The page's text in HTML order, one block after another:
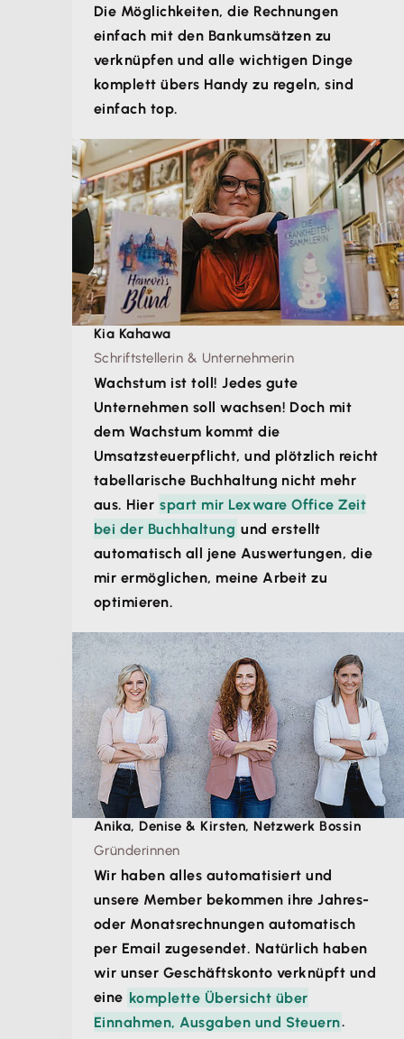
Die Möglichkeiten, die Rechnungen
einfach mit den Bankumsätzen zu
verknüpfen und alle wichtigen Dinge
komplett übers Handy zu regeln, sind
einfach top.
Kia Kahawa
Schriftstellerin & Unternehmerin
Wachstum ist toll! Jedes gute
Unternehmen soll wachsen! Doch mit
dem Wachstum kommt die
Umsatzsteuerpflicht, und plötzlich reicht
tabellarische Buchhaltung nicht mehr
aus. Hier spart mir Lexware Office Zeit
bei der Buchhaltung und erstellt
automatisch all jene Auswertungen, die
mir ermöglichen, meine Arbeit zu
optimieren.
Anika, Denise & Kirsten, Netzwerk Bossin
Gründerinnen
Wir haben alles automatisiert und
unsere Member bekommen ihre Jahres-
oder Monatsrechnungen automatisch
per Email zugesendet. Natürlich haben
wir unser Geschäftskonto verknüpft und
eine komplette Übersicht über
Einnahmen, Ausgaben und Steuern.